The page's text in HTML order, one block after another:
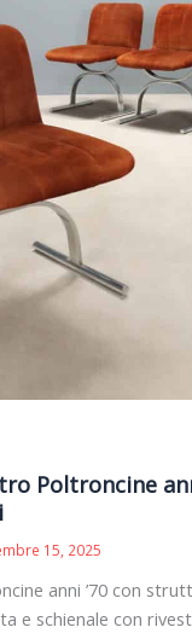
Poltroncine
15, 2025
anni ’70 con
e schienale con